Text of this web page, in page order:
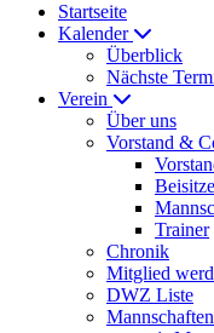
Startseite
Kalender
Überblick
Nächste
Verein
Über uns
Vorstand &
Trainer
Chronik
Mitglied
DWZ Liste
Mannschaften